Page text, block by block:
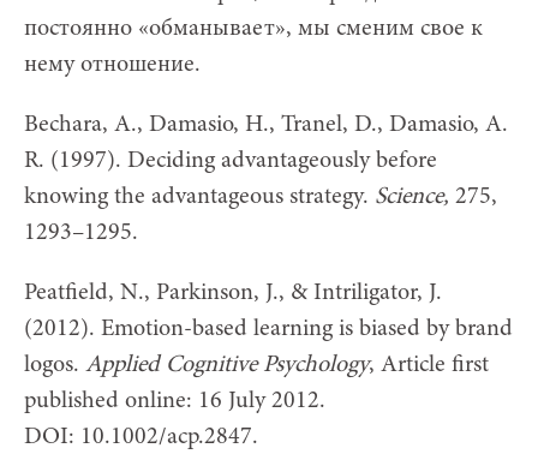
постоянно «обманывает», мы сменим свое к
нему отношение.
Bechara, A., Damasio, H., Tranel, D., Damasio, A.
R. (1997). Deciding advantageously before
knowing the advantageous strategy. Science, 275,
1293–1295.
Peatfield, N., Parkinson, J., & Intriligator, J.
(2012). Emotion-based learning is biased by brand
logos. Applied Cognitive Psychology, Article first
published online: 16 July 2012.
DOI: 10.1002/acp.2847.